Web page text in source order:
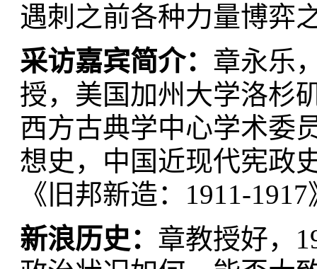
遇刺之前各种力量博弈
采访嘉宾简介： 章永乐
授，美国加州大学洛杉
西方古典学中心学术委
想史，中国近现代宪政
《旧邦新造：1911-
新浪历史： 章教授好，